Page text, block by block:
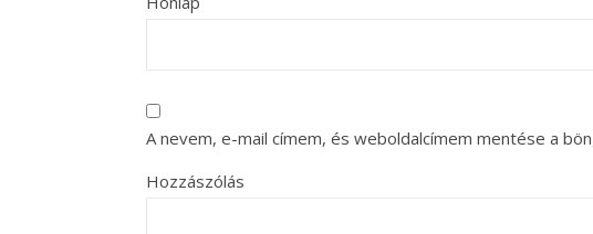
A nevem, e-mail címem, és weboldalcímem mentése a
Hozzászólás